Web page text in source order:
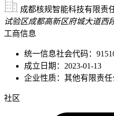
成都核规智能科技有限责
试验区成都高新区府城大道西
工商信息
统一信息社会代码：
成立日期：2023-01-13
企业性质：其他有限责任
社区